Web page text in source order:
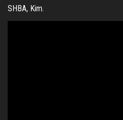
SHBA, Kim.